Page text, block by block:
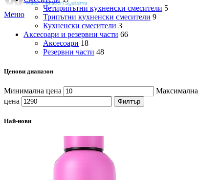
Меню
Четирипътни кухненски смесители 5
Трипътни кухненски смесители 9
Кухненски смесители 3
Аксесоари и резервни части 66
Аксесоари 18
Резервни части 48
Ценови диапазон
Минимална цена
Максимална
цена
Филтър
Най-нови